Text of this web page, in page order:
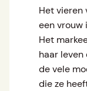
Het vieren
een vrouw
Het
haar
de vele
die ze